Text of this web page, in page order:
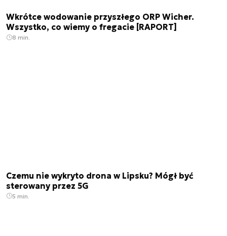
Wkrótce wodowanie przyszłego ORP Wicher.
Wszystko, co wiemy o fregacie [RAPORT]
8 min.
Czemu nie wykryto drona w Lipsku? Mógł być
sterowany przez 5G
5 min.